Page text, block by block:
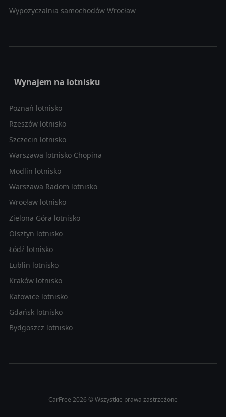
Wypożyczalnia samochodów Wrocław
Wynajem na lotnisku
Poznań lotnisko
Rzeszów lotnisko
Szczecin lotnisko
Warszawa lotnisko Chopina
Modlin lotnisko
Warszawa Radom lotnisko
Wrocław lotnisko
Zielona Góra lotnisko
Olsztyn lotnisko
Łódź lotnisko
Lublin lotnisko
Kraków lotnisko
Katowice lotnisko
Gdańsk lotnisko
Bydgoszcz lotnisko
CarFree 2026 © Wszystkie prawa zastrzeżone